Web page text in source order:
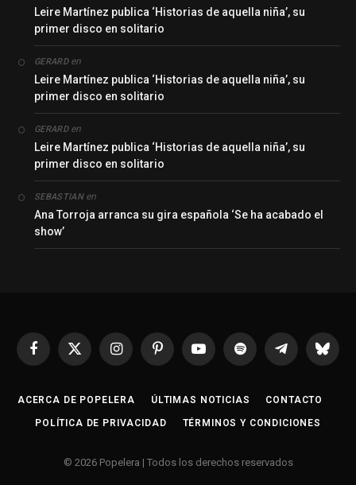
Leire Martínez publica ‘Historias de aquella niña’, su
primer disco en solitario
GERARDen
Leire Martínez publica ‘Historias de aquella niña’, su
primer disco en solitario
GERARDen
Leire Martínez publica ‘Historias de aquella niña’, su
primer disco en solitario
SEBASTIANen
Ana Torroja arranca su gira española ‘Se ha acabado el
show’
Facebook
X
InstagramPinterestYouTubeSpotify Telegrama
ACERCA DE POPELERA ÚLTIMAS NOTICIAS CONTACTO
POLÍTICA DE PRIVACIDAD TÉRMINOS Y CONDICIONES
© 2026 Popelera | Todos los derechos reservados